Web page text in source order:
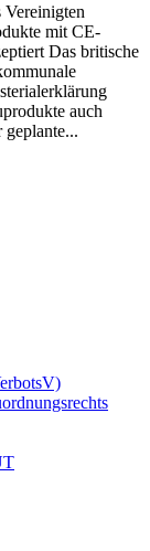
mit CE-
Das britische
auch